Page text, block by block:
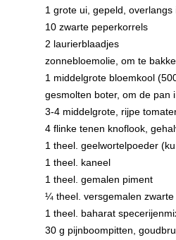
1 grote ui, gepeld, overlangs
10 zwarte peperkorrels
2 laurierblaadjes
zonnebloemolie, om te
1 middelgrote bloemkool
gesmolten boter, om de pan
3-4 middelgrote, rijpe
4 flinke tenen knoflook,
1 theel. geelwortelpoeder
1 theel. kaneel
1 theel. gemalen piment
¼ theel. versgemalen zwarte
1 theel. baharat
30 g pijnboompitten,